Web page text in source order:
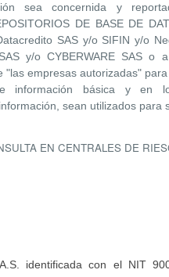
sea concernida y
DE BASE DE
SAS y/o SIFIN y/o
y/o CYBERWARE SAS
"las empresas autorizadas"
información básica y en
sean utilizados para
EN CENTRALES DE
identificada con el NIT